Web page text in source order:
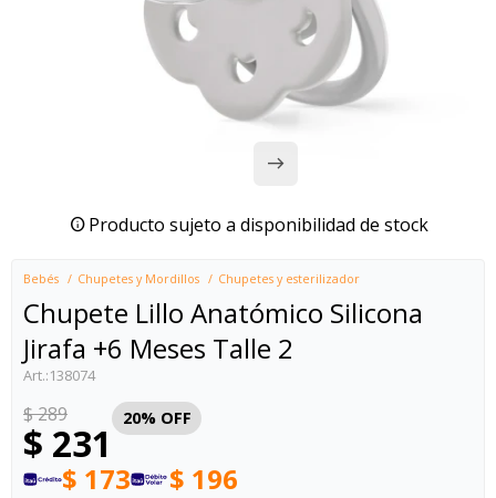
Producto sujeto a disponibilidad de stock
Bebés Chupetes y Mordillos Chupetes y esterilizador
Chupete Lillo Anatómico Silicona
Jirafa +6 Meses Talle 2
138074
$ 231
$289 20
$ 173 $ 196